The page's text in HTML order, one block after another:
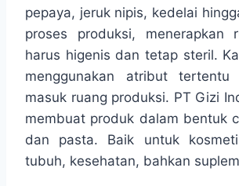
pepaya, jeruk nipis, kedelai
proses produksi, menerapkan
harus higenis dan tetap steril.
menggunakan atribut
masuk ruang produksi. PT Gizi
membuat produk dalam bentuk
dan pasta. Baik untuk
tubuh, kesehatan, bahkan